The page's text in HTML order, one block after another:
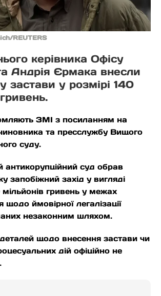
REUTERS
керівника Офісу
Андрія Єрмака внесли
застави у розмірі 140
ЗМІ з посиланням на
та пресслужбу Вищого
суду.
суд обрав
запобіжний захід у вигляді
гривень у межах
щодо ймовірної легалізації
незаконним шляхом.
щодо внесення застави чи
дій офіційно не